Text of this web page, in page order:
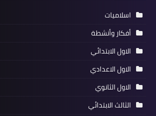
اسلاميات
أفكار وأنشطة
الاول الابتدائي
الاول الاعدادي
الاول الثانوي
الثالث الابتدائي